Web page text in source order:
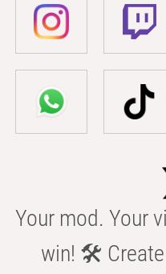
Your mod. Your
win! 🛠️